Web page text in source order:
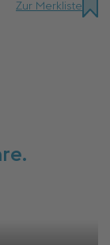
Zur Merkliste